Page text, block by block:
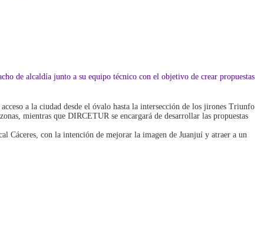
de alcaldía junto a su equipo técnico con el objetivo de crear propuestas
a la ciudad desde el óvalo hasta la intersección de los jirones Triunfo
mientras que DIRCETUR se encargará de desarrollar las propuestas
Cáceres, con la intención de mejorar la imagen de Juanjuí y atraer a un